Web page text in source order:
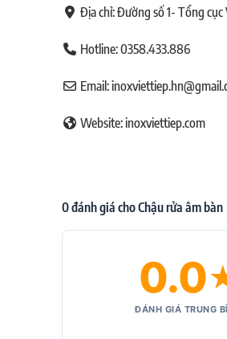
Địa chỉ: Đường số 1- Tổng cục
Hotline:0358.433.886
Email:
Website: inoxviettiep.com
0 đánh giá cho Chậu rửa âm bàn
0.0
ĐÁNH GIÁ TRUNG